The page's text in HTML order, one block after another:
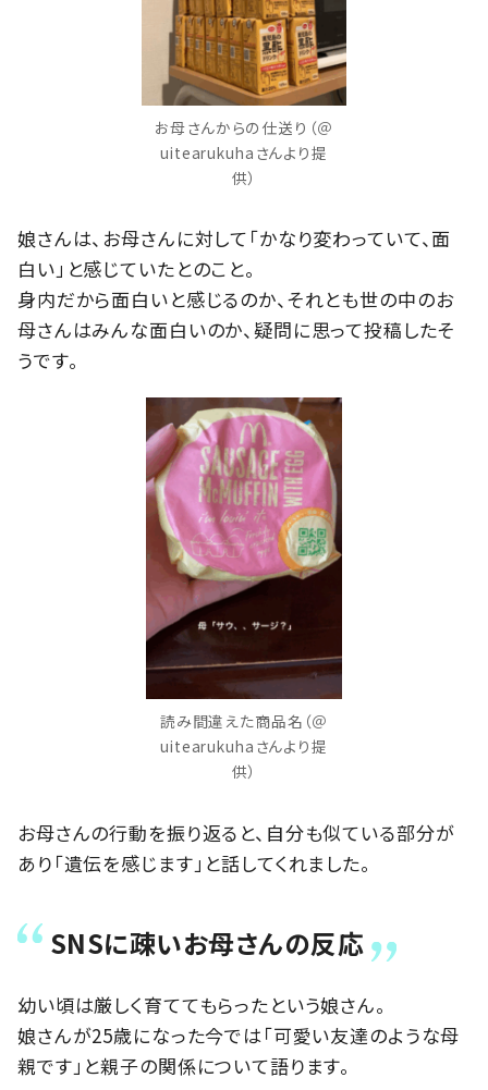
お母さんからの仕送り（＠
uitearukuhaさんより提
供）
娘さんは、お母さんに対して「かなり変わっていて、面
白い」と感じていたとのこと。
身内だから面白いと感じるのか、それとも世の中のお
母さんはみんな面白いのか、疑問に思って投稿したそ
うです。
読み間違えた商品名（＠
uitearukuhaさんより提
供）
お母さんの行動を振り返ると、自分も似ている部分が
あり「遺伝を感じます」と話してくれました。
SNSに疎いお母さんの反応
幼い頃は厳しく育ててもらったという娘さん。
娘さんが25歳になった今では「可愛い友達のような母
親です」と親子の関係について語ります。